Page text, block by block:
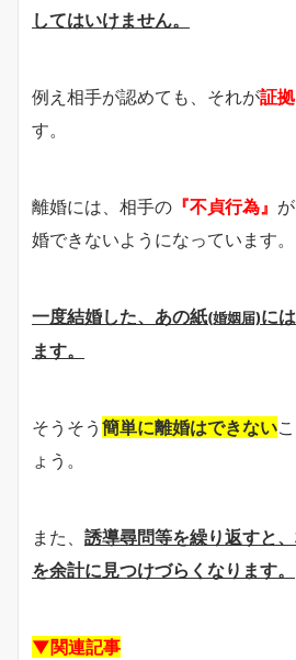
してはいけません。
例え相手が認めても、それが証
す。
離婚には、相手の 『不貞行為』
婚できないようになっています。
一度結婚した、あの紙(婚姻届)に
ます。
そうそう 簡単に離婚はできない
ょう。
また、 誘導尋問等を繰り返すと
を余計に見つけづらくなります。
▼関連記事